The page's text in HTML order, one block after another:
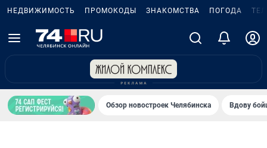
НЕДВИЖИМОСТЬ ПРОМОКОДЫ ЗНАКОМСТВА ПОГОДА
Обзор новостроек Челябинска Вдову